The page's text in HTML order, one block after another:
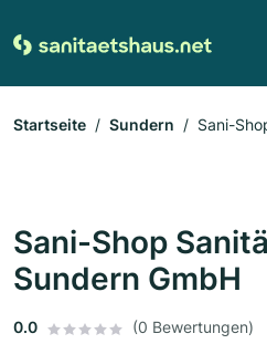
Startseite Sundern
Sani-
Sani-Shop
Sundern GmbH
0.0 (0 Bewertungen)